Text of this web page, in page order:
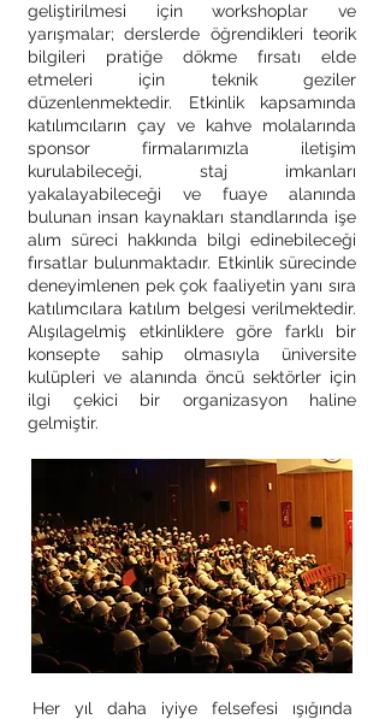
geliştirilmesi için workshoplar ve
yarışmalar; derslerde öğrendikleri teorik
bilgileri pratiğe dökme fırsatı elde
etmeleri için teknik geziler
düzenlenmektedir. Etkinlik kapsamında
katılımcıların çay ve kahve molalarında
sponsor firmalarımızla iletişim
kurulabileceği, staj imkanları
yakalayabileceği ve fuaye alanında
bulunan insan kaynakları standlarında işe
alım süreci hakkında bilgi edinebileceği
fırsatlar bulunmaktadır. Etkinlik sürecinde
deneyimlenen pek çok faaliyetin yanı sıra
katılımcılara katılım belgesi verilmektedir.
Alışılagelmiş etkinliklere göre farklı bir
konsepte sahip olmasıyla üniversite
kulüpleri ve alanında öncü sektörler için
ilgi çekici bir organizasyon haline
gelmiştir.
Her yıl daha iyiye felsefesi ışığında